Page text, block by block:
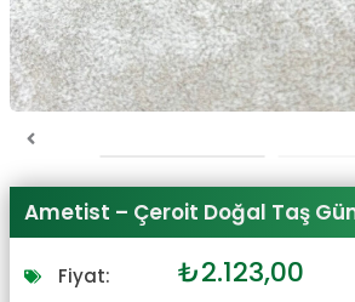
Ametist – Çeroit Doğal Taş
Fiyat: Orijinal
₺2.123,00